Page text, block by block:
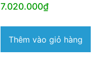
7.020.000₫
Thêm vào giỏ hàng